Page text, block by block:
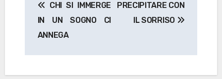
articoli
CHI SI IMMERGE
IN UN SOGNO CI
ANNEGA
PRECIPITARE CON
IL SORRISO